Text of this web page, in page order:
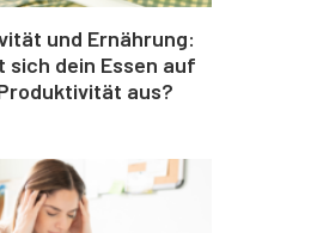
und Ernährung:
sich dein Essen auf
aus?